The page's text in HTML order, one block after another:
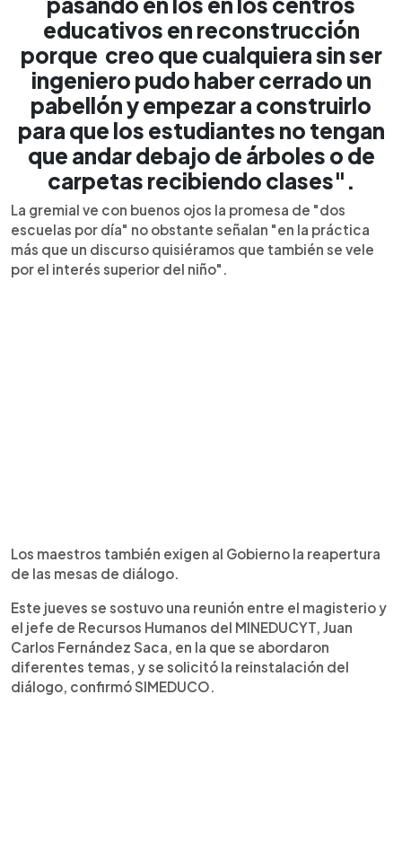
educativos en reconstrucción
porque creo que cualquiera sin ser
ingeniero pudo haber cerrado un
pabellón y empezar a construirlo
para que los estudiantes no tengan
que andar debajo de árboles o de
carpetas recibiendo clases".
La gremial ve con buenos ojos la promesa de "dos
escuelas por día" no obstante señalan "en la práctica
más que un discurso quisiéramos que también se vele
por el interés superior del niño".
Los maestros también exigen al Gobierno la reapertura
de las mesas de diálogo.
Este jueves se sostuvo una reunión entre el magisterio y
el jefe de Recursos Humanos del MINEDUCYT, Juan
Carlos Fernández Saca, en la que se abordaron
diferentes temas, y se solicitó la reinstalación del
diálogo, confirmó SIMEDUCO.